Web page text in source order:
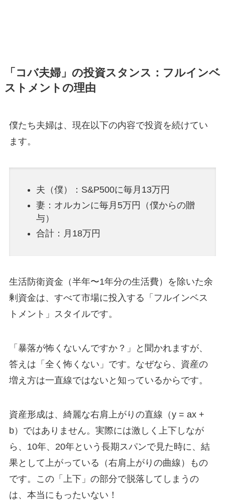
「コバ夫婦」の投資スタンス：フルインベ
ストメントの理由
僕たち夫婦は、現在以下の内容で投資を続けてい
ます。
夫（僕）：S&P500に毎月13万円
妻：オルカンに毎月5万円（僕からの贈
与）
合計：月18万円
生活防衛資金（半年〜1年分の生活費）を除いた余
剰資金は、すべて市場に投入する「フルインベス
トメント」スタイルです。
「暴落が怖くないんですか？」と聞かれますが、
答えは「全く怖くない」です。なぜなら、資産の
増え方は一直線ではないと知っているからです。
資産形成は、綺麗な右肩上がりの直線（y = ax +
b）ではありません。実際には激しく上下しなが
ら、10年、20年という長期スパンで見た時に、結
果として上がっている（右肩上がりの曲線）もの
です。この「上下」の部分で脱落してしまうの
は、本当にもったいない！